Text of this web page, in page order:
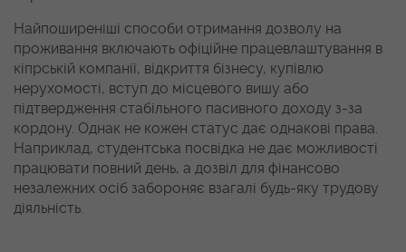
Найпоширеніші способи отримання дозволу на
проживання включають офіційне працевлаштування в
кіпрській компанії, відкриття бізнесу, купівлю
нерухомості, вступ до місцевого вишу або
підтвердження стабільного пасивного доходу з-за
кордону. Однак не кожен статус дає однакові права.
Наприклад, студентська посвідка не дає можливості
працювати повний день, а дозвіл для фінансово
незалежних осіб забороняє взагалі будь-яку трудову
діяльність.